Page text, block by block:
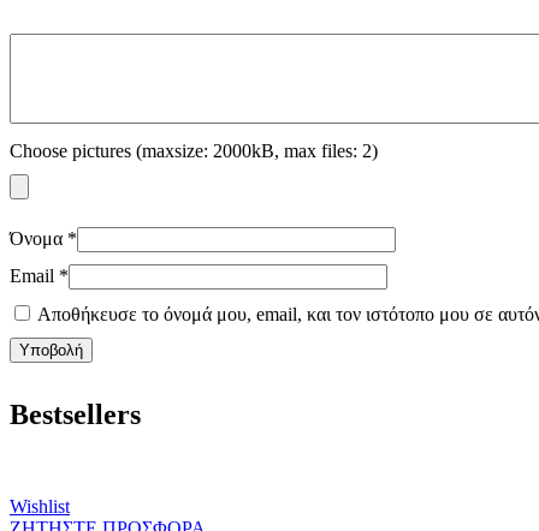
Choose pictures (maxsize: 2000kB, max files: 2)
Όνομα *
Email *
Αποθήκευσε το όνομά μου, email, και τον ιστότοπο μου σε
Bestsellers
Wishlist